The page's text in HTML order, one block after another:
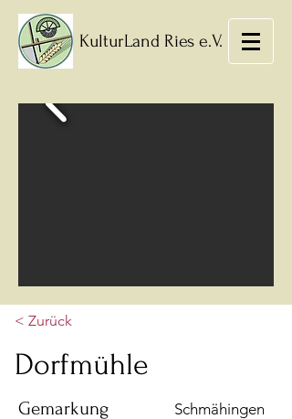
KulturLand Ries e.V.
< Zurück
Dorfmühle
Schmähingen
Gemarkung